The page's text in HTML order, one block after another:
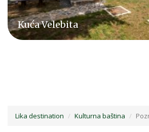
Kuća Velebita
Lika destination Kulturna baština